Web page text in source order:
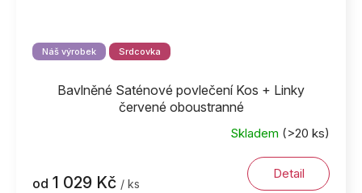
Náš výrobek Srdcovka
Bavlněné Saténové povlečení Kos + Linky
červené oboustranné
Skladem (>20 ks)
od 1 029 Kč / ks
Detail